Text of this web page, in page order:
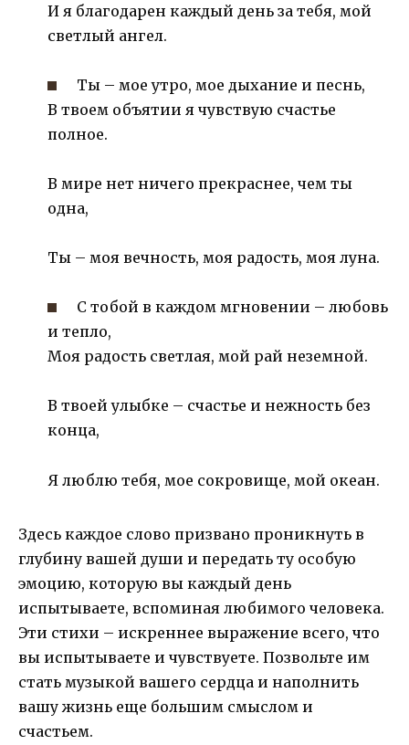
И я благодарен каждый день за тебя, мой
светлый ангел.
Ты – мое утро, мое дыхание и песнь,
В твоем объятии я чувствую счастье
полное.
В мире нет ничего прекраснее, чем ты
одна,
Ты – моя вечность, моя радость, моя луна.
С тобой в каждом мгновении – любовь
и тепло,
Моя радость светлая, мой рай неземной.
В твоей улыбке – счастье и нежность без
конца,
Я люблю тебя, мое сокровище, мой океан.
Здесь каждое слово призвано проникнуть в
глубину вашей души и передать ту особую
эмоцию, которую вы каждый день
испытываете, вспоминая любимого человека.
Эти стихи – искреннее выражение всего, что
вы испытываете и чувствуете. Позвольте им
стать музыкой вашего сердца и наполнить
вашу жизнь еще большим смыслом и
счастьем.